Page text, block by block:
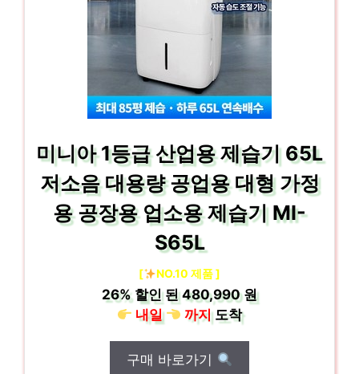
미니아 1등급 산업용 제습기 65L
저소음 대용량 공업용 대형 가정
용 공장용 업소용 제습기 MI-
S65L
[ NO.10 제품 ]
26%할인 된480,990 원
내일
까지도착
구매 바로가기